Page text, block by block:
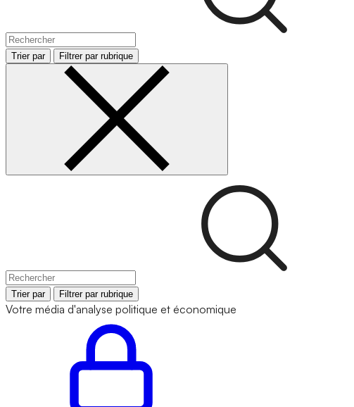
Trier par Filtrer par rubrique
Trier par Filtrer par rubrique
Votre média d'analyse politique et économique